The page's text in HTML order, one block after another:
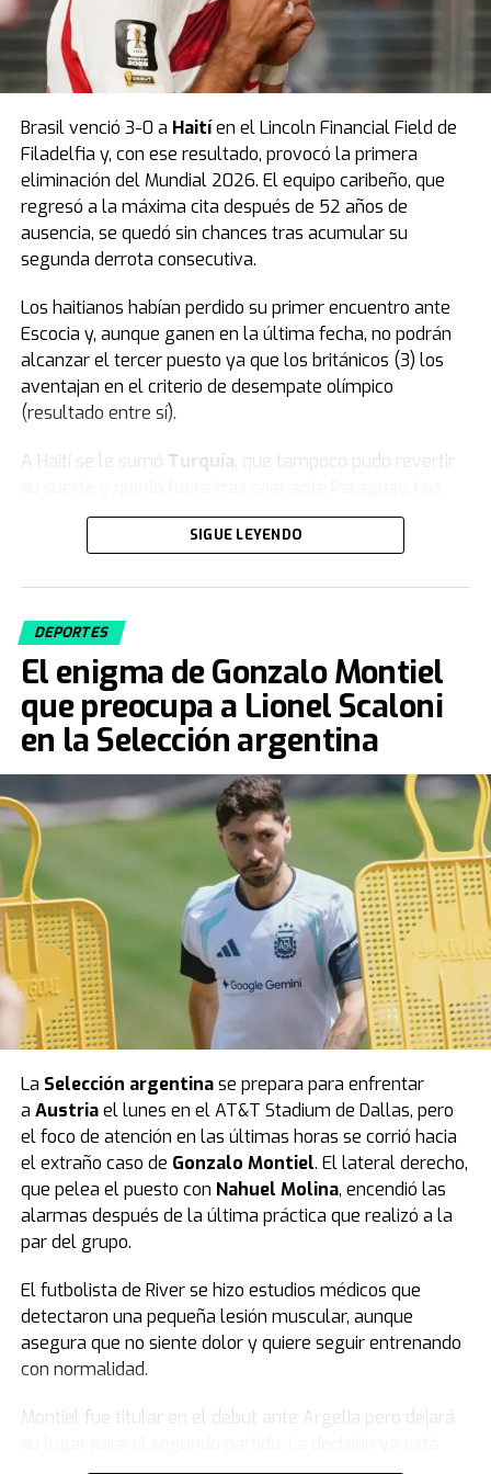
Brasil venció 3-0 a Haitíen el Lincoln Financial Field de
Filadelfia y, con ese resultado, provocó la primera
eliminación del Mundial 2026. El equipo caribeño, que
regresó a la máxima cita después de 52 años de
ausencia, se quedó sin chances tras acumular su
segunda derrota consecutiva.
Los haitianos habían perdido su primer encuentro ante
Escocia y, aunque ganen en la última fecha, no podrán
alcanzar el tercer puesto ya que los británicos (3) los
aventajan en el criterio de desempate olímpico
(resultado entre sí).
A Haití se le sumó Turquía , que tampoco pudo revertir
turcos, a pesar de jugar con un hombre más, no
lograron dar vuelta el resultado y firmaron una rápida
Mundo.
Fuente: TN
SIGUE LEYENDO
DEPORTES
El enigma de Gonzalo Montiel
que preocupa a Lionel Scaloni
en la Selección argentina
La Selección argentinase prepara para enfrentar
a Austriael lunes en el AT&T Stadium de Dallas, pero
el foco de atención en las últimas horas se corrió hacia
el extraño caso de Gonzalo Montiel. El lateral derecho,
que pelea el puesto con Nahuel Molina, encendió las
alarmas después de la última práctica que realizó a la
par del grupo.
El futbolista de River se hizo estudios médicos que
detectaron una pequeña lesión muscular, aunque
asegura que no siente dolor y quiere seguir entrenando
con normalidad.
Montiel fue titular en el debut ante Argelia pero dejará